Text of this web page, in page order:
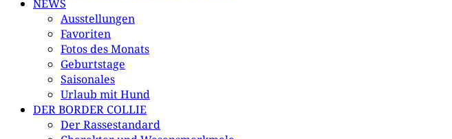
NEWS
Ausstellungen
Favoriten
Fotos des Monats
Geburtstage
Saisonales
Urlaub mit Hund
DER BORDER COLLIE
Der Rassestandard